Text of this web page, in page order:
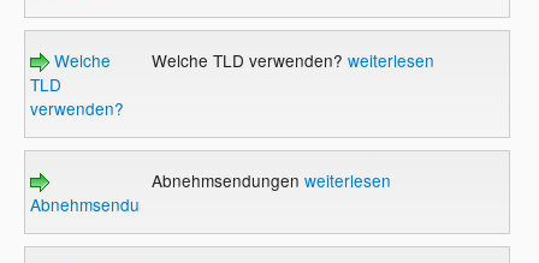
Welche
TLD
verwenden?
Welche TLD verwenden? weiterlesen
Abnehmsendungen
Abnehmsendungen weiterlesen